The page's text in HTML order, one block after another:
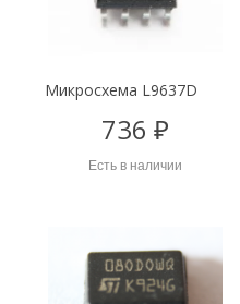
Микросхема L9637D
736 ₽
Есть в наличии